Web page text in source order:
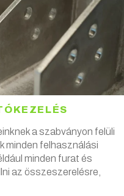
a szabványon felüli
minden felhasználási
minden furat és
az összeszerelésre,